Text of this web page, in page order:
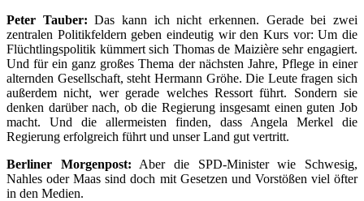
Peter Tauber: Das kann ich nicht erkennen. Gerade bei zwei
zentralen Politikfeldern geben eindeutig wir den Kurs vor: Um die
Flüchtlingspolitik kümmert sich Thomas de Maizière sehr engagiert.
Und für ein ganz großes Thema der nächsten Jahre, Pflege in einer
alternden Gesellschaft, steht Hermann Gröhe. Die Leute fragen sich
außerdem nicht, wer gerade welches Ressort führt. Sondern sie
denken darüber nach, ob die Regierung insgesamt einen guten Job
macht. Und die allermeisten finden, dass Angela Merkel die
Regierung erfolgreich führt und unser Land gut vertritt.
Berliner Morgenpost: Aber die SPD-Minister wie Schwesig,
Nahles oder Maas sind doch mit Gesetzen und Vorstößen viel öfter
in den Medien.